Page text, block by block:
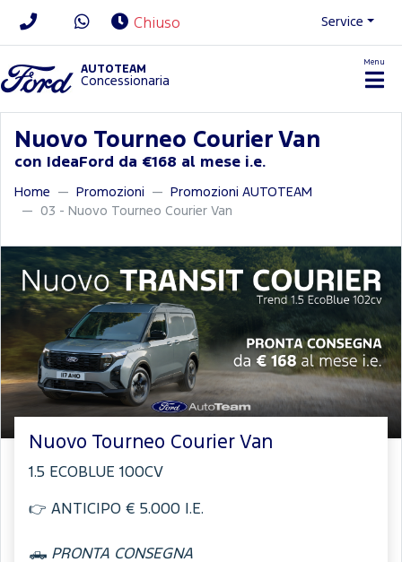
Chiuso Service
AUTOTEAM
Concessionaria
Menu
Nuovo Tourneo Courier Van
con IdeaFord da €168 al mese i.e.
Home Promozioni
Promozioni AUTOTEAM
03 - Nuovo Tourneo Courier Van
Nuovo Tourneo Courier Van
1.5 ECOBLUE 100CV
👉 ANTICIPO € 5.000 I.E.
🛻 PRONTA CONSEGNA